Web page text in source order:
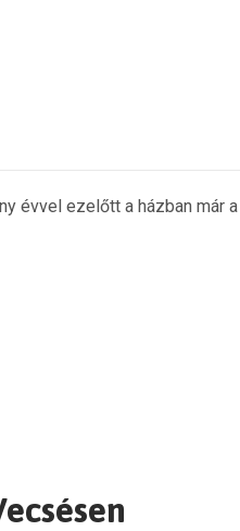
évvel ezelőtt a házban